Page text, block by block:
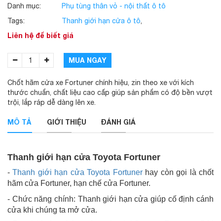
Danh mục:
Phụ tùng thân vỏ - nội thất ô tô
Tags:
Thanh giới hạn cửa ô tô,
Liên hệ để biết giá
MUA NGAY
Chốt hãm cửa xe Fortuner chính hiệu, zin theo xe với kích
thước chuẩn, chất liệu cao cấp giúp sản phẩm có độ bền vượt
trội, lắp ráp dễ dàng lên xe.
MÔ TẢ GIỚI THIỆU ĐÁNH GIÁ
Thanh giới hạn cửa Toyota Fortuner
-Thanh giới hạn cửa Toyota Fortunerhay còn gọi là chốt
hãm cửa Fortuner, hạn chế cửa Fortuner.
- Chức năng chính: Thanh giới hạn cửa giúp cố định cánh
cửa khi chúng ta mở cửa.